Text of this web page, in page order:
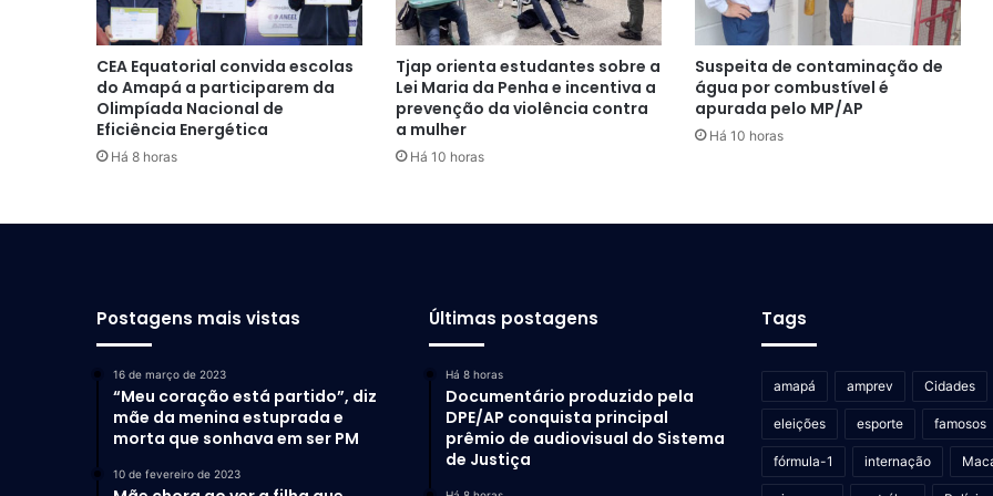
CEA Equatorial convida escolas
do Amapá a participarem da
Olimpíada Nacional de
Eficiência Energética
Há 8 horas
Tjap orienta estudantes sobre a
Lei Maria da Penha e incentiva a
prevenção da violência contra
a mulher
Há 10 horas
Suspeita de contaminação de
água por combustível é
apurada pelo MP/AP
Há 10 horas
Postagens mais vistas
16 de março de 2023
“Meu coração está partido”, diz
mãe da menina estuprada e
morta que sonhava em ser PM
10 de fevereiro de 2023
Últimas postagens
Há 8 horas
Documentário produzido pela
DPE/AP conquista principal
prêmio de audiovisual do Sistema
de Justiça
Tags
amapá amprev Cidades
eleições esporte famosos
fórmula-1 internação